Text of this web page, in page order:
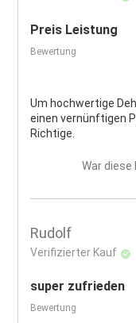
Preis Leistung
Bewertung
Um hochwertige
einen vernünftigen
Richtige.
War
Rudolf
Verifizierter Kauf
super zufrieden
Bewertung